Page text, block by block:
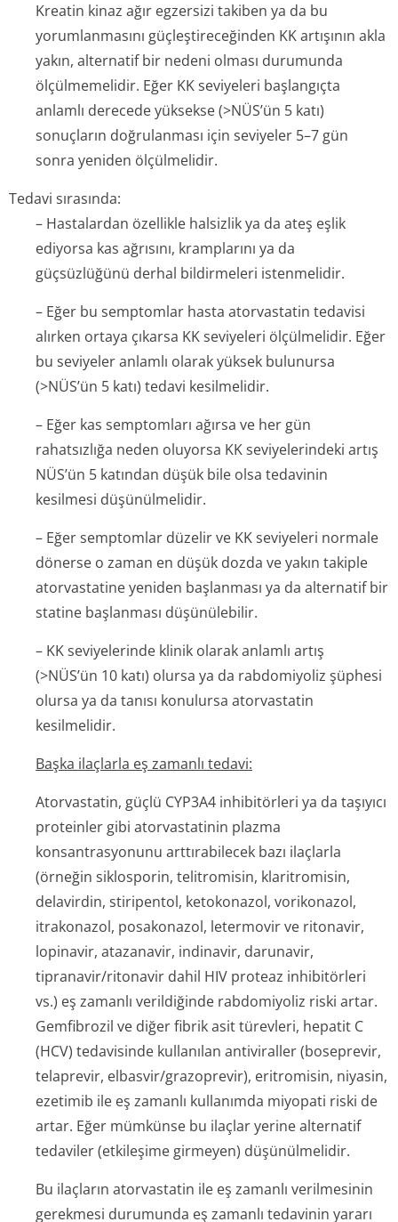
Kreatin kinaz ağır egzersizi takiben ya da bu
yorumlanmasını güçleştireceğinden KK artışının akla
yakın, alternatif bir nedeni olması durumunda
ölçülmemelidir. Eğer KK seviyeleri başlangıçta
anlamlı derecede yüksekse (>NÜS’ün 5 katı)
sonuçların doğrulanması için seviyeler 5–7 gün
sonra yeniden ölçülmelidir.
Tedavi sırasında:
– Hastalardan özellikle halsizlik ya da ateş eşlik
ediyorsa kas ağrısını, kramplarını ya da
güçsüzlüğünü derhal bildirmeleri istenmelidir.
– Eğer bu semptomlar hasta atorvastatin tedavisi
alırken ortaya çıkarsa KK seviyeleri ölçülmelidir. Eğer
bu seviyeler anlamlı olarak yüksek bulunursa
(>NÜS’ün 5 katı) tedavi kesilmelidir.
– Eğer kas semptomları ağırsa ve her gün
rahatsızlığa neden oluyorsa KK seviyelerindeki artış
NÜS’ün 5 katından düşük bile olsa tedavinin
kesilmesi düşünülmelidir.
– Eğer semptomlar düzelir ve KK seviyeleri normale
dönerse o zaman en düşük dozda ve yakın takiple
atorvastatine yeniden başlanması ya da alternatif bir
statine başlanması düşünülebilir.
– KK seviyelerinde klinik olarak anlamlı artış
(>NÜS’ün 10 katı) olursa ya da rabdomiyoliz şüphesi
olursa ya da tanısı konulursa atorvastatin
kesilmelidir.
Başka ilaçlarla eş zamanlı tedavi:
Atorvastatin, güçlü CYP3A4 inhibitörleri ya da taşıyıcı
proteinler gibi atorvastatinin plazma
konsantrasyonunu arttırabilecek bazı ilaçlarla
(örneğin siklosporin, telitromisin, klaritromisin,
delavirdin, stiripentol, ketokonazol, vorikonazol,
itrakonazol, posakonazol, letermovir ve ritonavir,
lopinavir, atazanavir, indinavir, darunavir,
tipranavir/ri­tonavir dahil HIV proteaz inhibitörleri
vs.) eş zamanlı verildiğinde rabdomiyoliz riski artar.
Gemfibrozil ve diğer fibrik asit türevleri, hepatit C
(HCV) tedavisinde kullanılan antiviraller (boseprevir,
telaprevir, elbasvir/grazo­previr), eritromisin, niyasin,
ezetimib ile eş zamanlı kullanımda miyopati riski de
artar. Eğer mümkünse bu ilaçlar yerine alternatif
tedaviler (etkileşime girmeyen) düşünülmelidir.
Bu ilaçların atorvastatin ile eş zamanlı verilmesinin
gerekmesi durumunda eş zamanlı tedavinin yararı